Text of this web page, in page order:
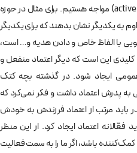
در دنیای جدید با «اعتماد فعّال» (active trust) مواجه هستیم. برای مثال در حوزه
به یکدیگر نشان بدهند که برای یکدیگر
با الفاظ خاص و دادن هدیه و… است،‌
این است که دیگر اعتماد منفعل و
ایجاد شود. در گذشته بچه کتک
پدرش اعتماد داشت و فکر نمی‌کرد که
باید مرتب از اعتماد فرزندش به خودش
اعتماد ایجاد کرد. از این منظر
باشد،‌ اگر ما را به سمت فعالیت